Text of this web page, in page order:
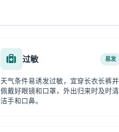
过敏 易发
天气条件易诱发过敏，宜穿长衣长裤并
佩戴好眼镜和口罩，外出归来时及时清
洁手和口鼻。